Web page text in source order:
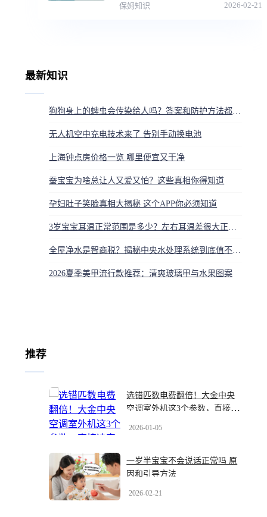
保姆知识 2026-02-21
最新知识
狗狗身上的蜱虫会传染给人吗？答案和防护方法都在这
无人机空中充电技术来了 告别手动换电池
上海钟点房价格一览 哪里便宜又干净
蚕宝宝为啥总让人又爱又怕？这些真相你得知道
孕妇肚子笑脸真相大揭秘 这个APP你必须知道
3岁宝宝耳温正常范围是多少？左右耳温差很大正常吗？
全屋净水是智商税？揭秘中央水处理系统到底值不值得装
2026夏季美甲流行款推荐：清爽玻璃甲与水果图案
推荐
选错匹数电费翻倍！大金中央
空调室外机这3个参数，直接决
2026-01-05
一岁半宝宝不会说话正常吗 原
因和引导方法
2026-02-21